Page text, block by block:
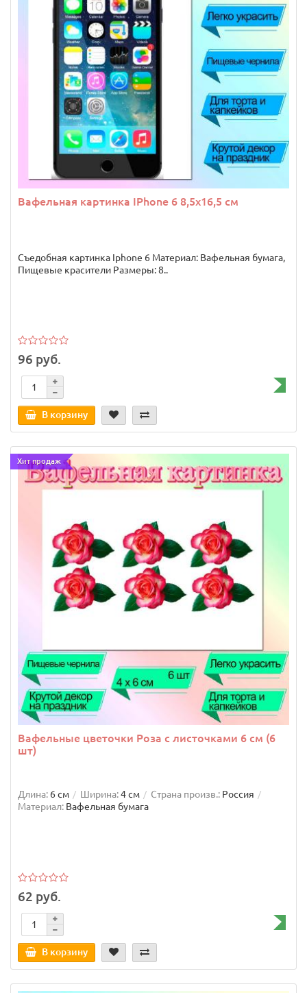
Вафельная картинка IPhone 6 8,5х16,5 см
Съедобная картинка Iphone 6 Материал: Вафельная бумага,
Пищевые красители Размеры: 8..
96 руб.
В корзину
Хит продаж
Вафельные цветочки Роза с листочками 6 см (6
шт)
Длина: 6 см Ширина:4 см Страна произв.: Россия
Материал: Вафельная бумага
62 руб.
В корзину